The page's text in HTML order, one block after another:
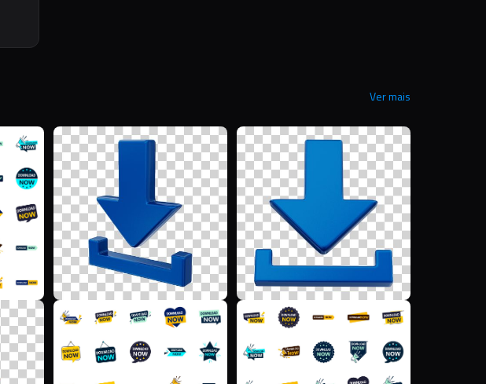
Ver mais
F M M
M F F